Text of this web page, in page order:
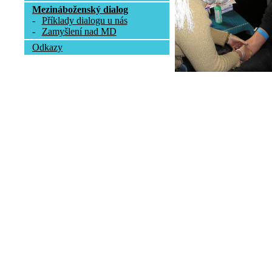
Mezináboženský dialog
-
Příklady dialogu u nás
-
Zamyšlení nad MD
Odkazy